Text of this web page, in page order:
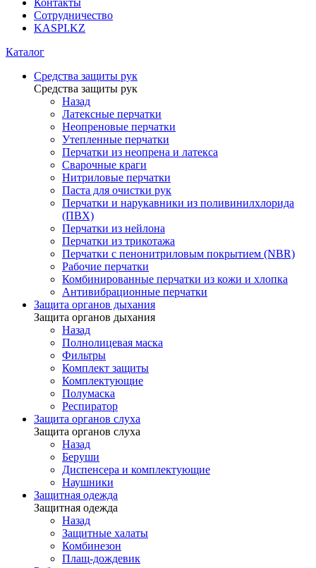
Контакты
Сотрудничество
KASPI.KZ
Каталог
Средства защиты рук
Средства защиты рук
Назад
Латексные перчатки
Неопреновые перчатки
Утепленные перчатки
Перчатки из неопрена и латекса
Сварочные краги
Нитриловые перчатки
Паста для очистки рук
Перчатки и нарукавники из поливинилхлорида
(ПВХ)
Перчатки из нейлона
Перчатки из трикотажа
Перчатки с пенонитриловым покрытием (NBR)
Рабочие перчатки
Комбинированные перчатки из кожи и хлопка
Антивибрационные перчатки
Защита органов дыхания
Защита органов дыхания
Назад
Полнолицевая маска
Фильтры
Комплект защиты
Комплектующие
Полумаска
Респиратор
Защита органов слуха
Защита органов слуха
Назад
Беруши
Диспенсера и комплектующие
Наушники
Защитная одежда
Защитная одежда
Назад
Защитные халаты
Комбинезон
Плащ-дождевик